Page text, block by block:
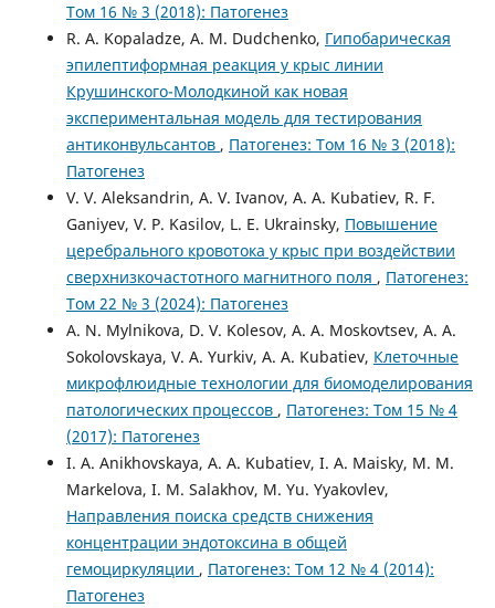
Том 16 № 3 (2018): Патогенез
R. A. Kopaladze, A. M. Dudchenko, Гипобарическая
эпилептиформная реакция у крыс линии
Крушинского-Молодкиной как новая
экспериментальная модель для тестирования
антиконвульсантов , Патогенез: Том 16 № 3 (2018):
Патогенез
V. V. Aleksandrin, A. V. Ivanov, A. A. Kubatiev, R. F.
Ganiyev, V. P. Kasilov, L. E. Ukrainsky, Повышение
церебрального кровотока у крыс при воздействии
сверхнизкочастотного магнитного поля , Патогенез:
Том 22 № 3 (2024): Патогенез
A. N. Mylnikova, D. V. Kolesov, A. A. Moskovtsev, A. A.
Sokolovskaya, V. A. Yurkiv, A. A. Kubatiev, Клеточные
микрофлюидные технологии для биомоделирования
патологических процессов , Патогенез: Том 15 № 4
(2017): Патогенез
I. A. Anikhovskaya, A. A. Kubatiev, I. A. Maisky, M. M.
Markelova, I. M. Salakhov, M. Yu. Yyakovlev,
Направления поиска средств снижения
концентрации эндотоксина в общей
гемоциркуляции , Патогенез: Том 12 № 4 (2014):
Патогенез